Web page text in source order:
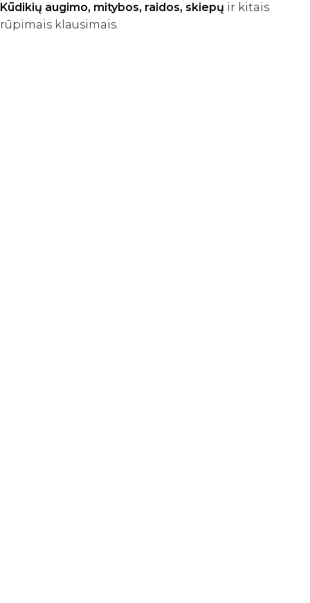
Kūdikių augimo, mitybos, raidos, skiepų ir kitais
rūpimais klausimais.